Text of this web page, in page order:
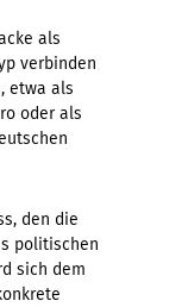
als
verbinden
etwa als
oder als
den die
politischen
sich dem